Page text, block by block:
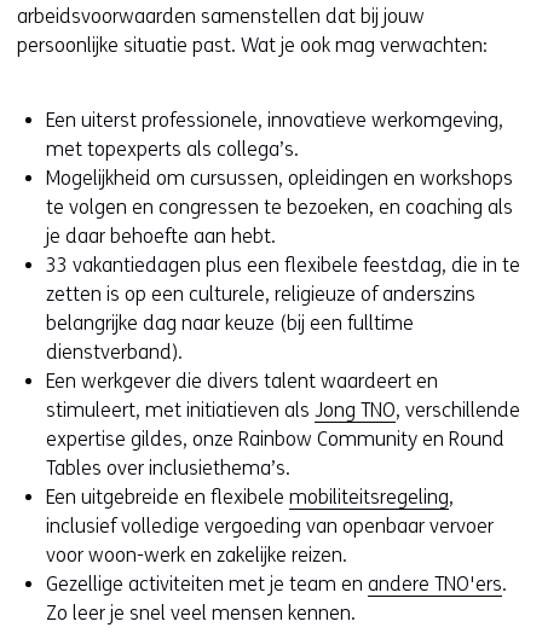
arbeidsvoorwaarden samenstellen dat bij jouw
persoonlijke situatie past. Wat je ook mag verwachten:
Een uiterst professionele, innovatieve werkomgeving,
met topexperts als collega’s.
Mogelijkheid om cursussen, opleidingen en workshops
te volgen en congressen te bezoeken, en coaching als
je daar behoefte aan hebt.
33 vakantiedagen plus een flexibele feestdag, die in te
zetten is op een culturele, religieuze of anderszins
belangrijke dag naar keuze (bij een fulltime
dienstverband).
Een werkgever die divers talent waardeert en
stimuleert, met initiatieven als Jong TNO, verschillende
expertise gildes, onze Rainbow Community en Round
Tables over inclusiethema’s.
Een uitgebreide en flexibele mobiliteitsregeling,
inclusief volledige vergoeding van openbaar vervoer
voor woon-werk en zakelijke reizen.
Gezellige activiteiten met je team en andere TNO'ers.
Zo leer je snel veel mensen kennen.